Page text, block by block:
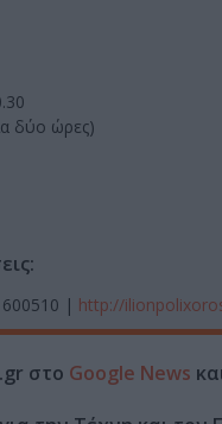
δύο ώρες)
| http://
στο Google News